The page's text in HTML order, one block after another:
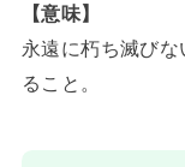
【意味】
永遠に朽ち滅び
ること。